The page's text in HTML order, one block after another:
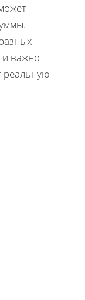
и важно
реальную